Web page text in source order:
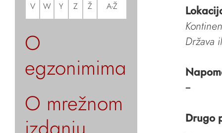
V W Y Z Ž A-Ž
O
egzonimima
O mrežnom
Država
–
Drugo